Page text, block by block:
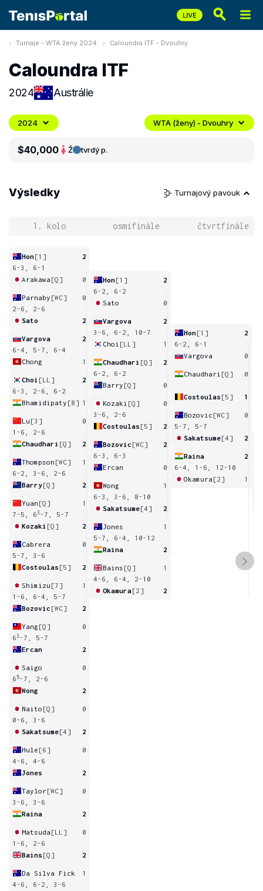
Turnaje - WTA ženy 2024 Caloundra ITF - Dvouhry
Caloundra ITF
2024 Austrálie
2024 WTA (ženy) - Dvouhry
$40,000 Ž tvrdý p.
Výsledky Turnajový pavouk
1. kolo osmifinále čtvrtfinále
Hon[1]
2
6-3, 6-1
Arakawa [Q] 0
Parnaby [WC]
0
2-6, 2-6
Sato
2
Vargova
2
6-4, 5-7, 6-4
Chong
1
Choi [LL]
2
6-3, 2-6, 6-2
Bhamidipaty [8] 1
Lu [3]
0
1-6, 2-6
Chaudhari [Q] 2
Thompson [WC]
1
6-2, 3-6, 2-6
Barry[Q] 2
Yuan [Q]
1
7-5, 63 -7, 5-7
Kozaki [Q] 2
Cabrera
0
5-7, 3-6
Costoulas [5] 2
Shimizu [7]
1
1-6, 6-4, 5-7
Bozovic [WC] 2
Yang[Q]
0
63 -7, 5-7
Ercan
2
Saigo
0
6 5-7, 2-6
Wong
2
Naito [Q]
0
0-6, 3-6
Sakatsume[4] 2
Hule [6]
0
4-6, 4-6
Jones
2
Taylor[WC]
0
3-6, 3-6
Raina
2
Matsuda [LL]
0
1-6, 2-6
Bains [Q] 2
Da Silva Fick
1
4-6, 6-2, 3-6
Hon[1]
2
6-2, 6-2
Sato
0
Vargova
2
3-6, 6-2, 10-7
Choi [LL] 1
Chaudhari [Q]
2
6-2, 6-2
Barry [Q] 0
Kozaki [Q]
0
3-6, 2-6
Costoulas [5] 2
Bozovic [WC]
2
6-3, 6-3
Ercan
0
Wong
1
6-3, 3-6, 8-10
Sakatsume[4] 2
Jones
1
5-7, 6-4, 10-12
Raina
2
Bains [Q]
1
4-6, 6-4, 2-10
Okamura[2] 2
Hon[1]
2
6-2, 6-1
Vargova
0
Chaudhari [Q] 0
Costoulas [5] 1
Bozovic [WC]
0
5-7, 5-7
Sakatsume[4] 2
Raina
2
6-4, 1-6, 12-10
Okamura [2] 1